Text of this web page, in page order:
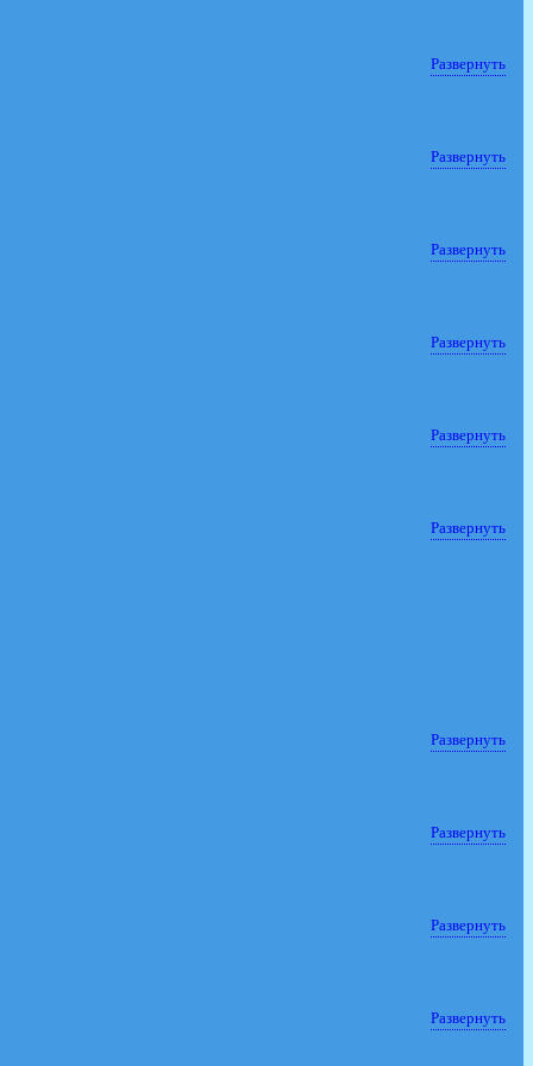
Развернуть
Развернуть
Развернуть
Развернуть
Развернуть
Развернуть
Развернуть
Развернуть
Развернуть
Развернуть